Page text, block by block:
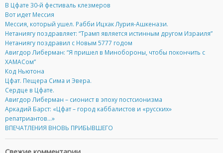
В Цфате 30-й фестиваль клезмеров
Вот идет Мессия
Мессия, который ушел. Рабби Ицхак Лурия-Ашкенази.
Нетаниягу поздравляет: “Трамп является истинным другом Израиля”
Нетаниягу поздравил с Новым 5777 годом
Авигдор Либерман: “Я пришел в Минобороны, чтобы покончить с
ХАМАСом”
Код Ньютона
Цфат. Пещера Сима и Эвера.
Cердце в Цфате.
Авигдор Либерман – сионист в эпоху постсионизма
Аркадий Барст: «Цфат – город каббалистов и «русских»
репатриантов…»
ВПЕЧАТЛЕНИЯ ВНОВЬ ПРИБЫВШЕГО